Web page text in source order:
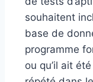
souhaitent
base de
programme
ou qu’il ait